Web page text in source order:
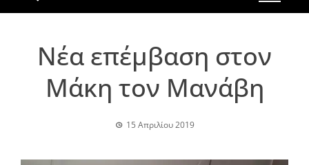
Νέα επέμβαση στον
Μάκη τον Μανάβη
15 Απριλίου 2019